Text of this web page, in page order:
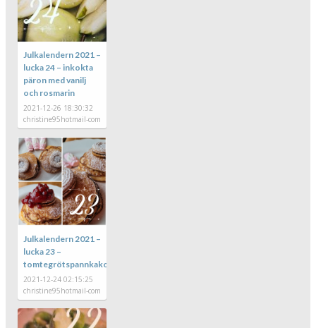
Julkalendern 2021 –
lucka 24 – inkokta
päron med vanilj
och rosmarin
2021-12-26 18:30:32
christine95hotmail-com
Julkalendern 2021 –
lucka 23 –
tomtegrötspannkakor
2021-12-24 02:15:25
christine95hotmail-com